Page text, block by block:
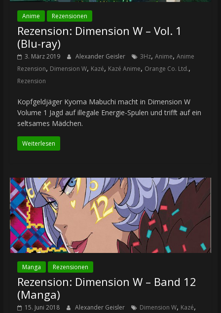
Anime Rezensionen
Rezension: Dimension W – Vol. 1
(Blu-ray)
3. März 2019 Alexander Geisler 3Hz, Anime, Anime
Rezension, Dimension W, Kazé, Kazé Anime, Orange Co. Ltd.,
Rezension
Kopfgeldjäger Kyoma Mabuchi macht in Dimension W
Volume 1 Jagd auf illegale Energie-Spulen und trifft auf ein
seltsames Mädchen.
Weiterlesen
Manga Rezensionen
Rezension: Dimension W – Band 12
(Manga)
15. Juni 2018 Alexander Geisler Dimension W, Kazé,